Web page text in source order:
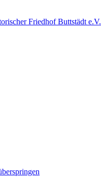
Friedhof Buttstädt e.V.